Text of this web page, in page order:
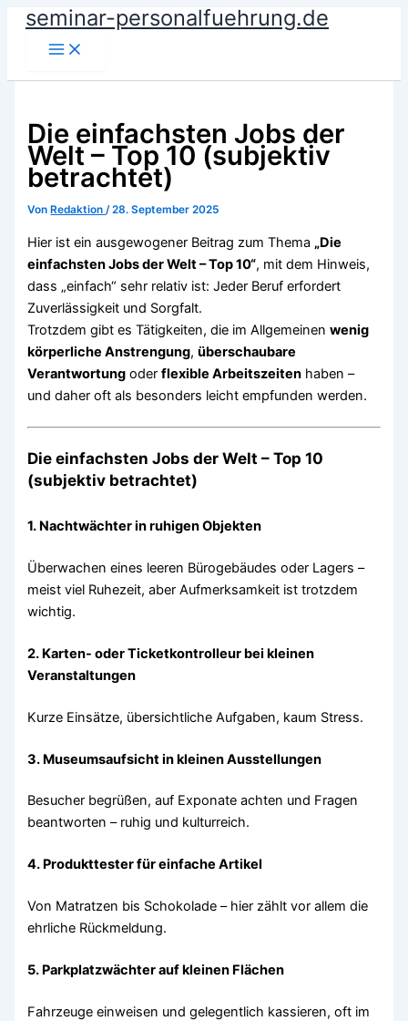
Zumseminar-personalfuehrung.de
Die einfachsten Jobs der
Welt – Top 10 (subjektiv
betrachtet)
Von Redaktion/28. September 2025
Hier ist ein ausgewogener Beitrag zum Thema „Die
einfachsten Jobs der Welt – Top 10“, mit dem Hinweis,
dass „einfach“ sehr relativ ist: Jeder Beruf erfordert
Zuverlässigkeit und Sorgfalt.
Trotzdem gibt es Tätigkeiten, die im Allgemeinenwenig
körperliche Anstrengung,überschaubare
Verantwortung oderflexible Arbeitszeiten haben –
und daher oft als besonders leicht empfunden werden.
Die einfachsten Jobs der Welt – Top 10
(subjektiv betrachtet)
1. Nachtwächter in ruhigen Objekten
Überwachen eines leeren Bürogebäudes oder Lagers –
meist viel Ruhezeit, aber Aufmerksamkeit ist trotzdem
wichtig.
2. Karten- oder Ticketkontrolleur bei kleinen
Veranstaltungen
Kurze Einsätze, übersichtliche Aufgaben, kaum Stress.
3. Museumsaufsicht in kleinen Ausstellungen
Besucher begrüßen, auf Exponate achten und Fragen
beantworten – ruhig und kulturreich.
4. Produkttester für einfache Artikel
Von Matratzen bis Schokolade – hier zählt vor allem die
ehrliche Rückmeldung.
5. Parkplatzwächter auf kleinen Flächen
Fahrzeuge einweisen und gelegentlich kassieren, oft im